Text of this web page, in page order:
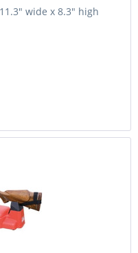
wide x 8.3" high